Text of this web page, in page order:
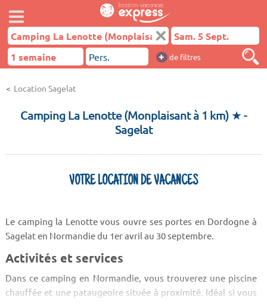
+ de filtres
Location Sagelat
Camping La Lenotte (Monplaisant à 1 km) ★-
Sagelat
VOTRE LOCATION DE VACANCES
Le camping la Lenotte vous ouvre ses portes en Dordogne à
Sagelat en Normandie du 1er avril au 30 septembre.
Activités et services
Dans ce camping en Normandie, vous trouverez une piscine
chauffée et une pataugeoire située à proximité. Idéal si vous